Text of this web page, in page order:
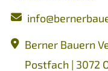
nf
b rn rb
Berner Bauern
Postfach | 3072